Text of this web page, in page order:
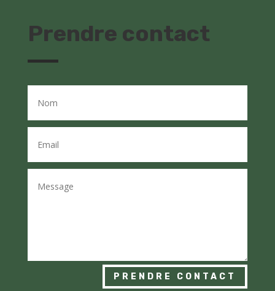
Prendre contact
PRENDRE CONTACT